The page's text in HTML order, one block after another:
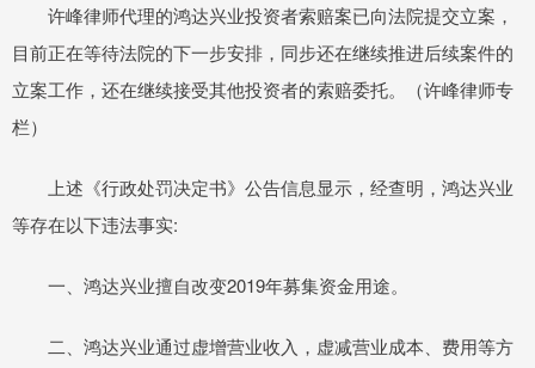
许峰律师代理的鸿达兴业投资者索赔案已向法院提交立案，
目前正在等待法院的下一步安排，同步还在继续推进后续案件的
立案工作，还在继续接受其他投资者的索赔委托。（许峰律师专
栏）
上述《行政处罚决定书》公告信息显示，经查明，鸿达兴业
等存在以下违法事实:
一、鸿达兴业擅自改变2019年募集资金用途。
二、鸿达兴业通过虚增营业收入，虚减营业成本、费用等方